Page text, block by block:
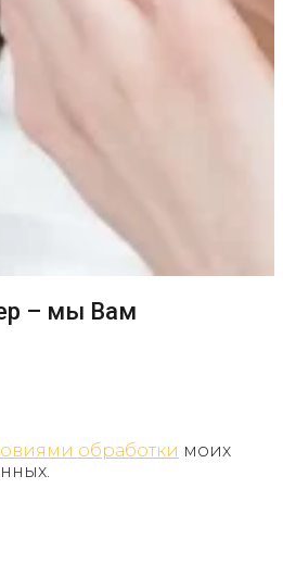
– мы Вам
обработки моих